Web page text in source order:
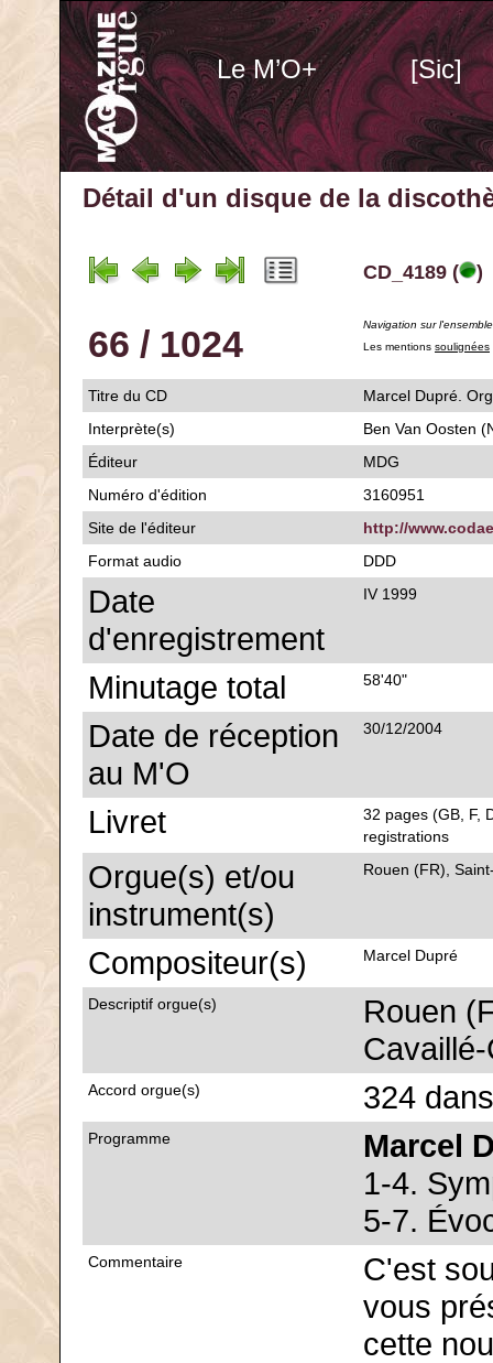
Le M’O+ [Sic]
Détail d'un disque de la
CD_4189 ( )
66 / 1024
Navigation sur
Les mentions soulignées
Titre du CD
Marcel
Interprète(s)
Ben Van Oosten
Éditeur
MDG
Numéro d'édition
3160951
Site de l'éditeur
http://
Format audio
DDD
Date
d'enregistrement
IV 1999
Minutage total 58'40"
Date de réception
au M'O
30/12/2004
Livret
32 pages (GB, F,
registrations
Orgue(s) et/ou
instrument(s)
Rouen (FR),
Compositeur(s) Marcel Dupré
Descriptif orgue(s)
Rouen
Accord orgue(s) 324
Programme
Marcel
1-4.
5-7.
Commentaire
C'est
vous
cette